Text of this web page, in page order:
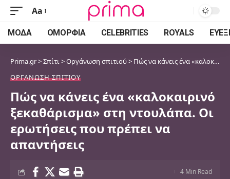
Font
Resizer
Aa
ΜΌΔΑ ΟΜΟΡΦΙΆ CELEBRITIES ROYALS
Prima.gr>Σπίτι>Οργάνωση σπιτιού> Πώς να κάνεις ένα «καλοκαιρινό ξεκαθάρισμα» στη ντουλάπα. Οι ερωτήσεις που πρέπει να απαντήσεις
ΟΡΓΆΝΩΣΗ ΣΠΙΤΙΟΎ
Πώς να κάνεις ένα «καλοκαιρινό
ξεκαθάρισμα» στη ντουλάπα. Οι
ερωτήσεις που πρέπει να
απαντήσεις
4 Min Read